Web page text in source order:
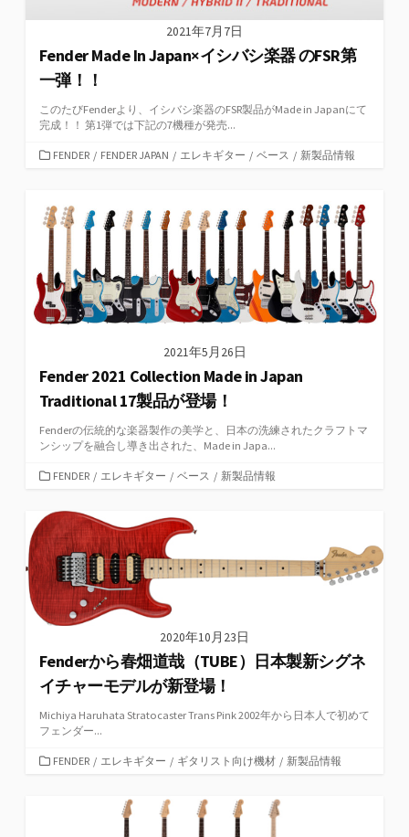
2021年7月7日
Fender Made In Japan×イシバシ楽器 のFSR第
一弾！！
このたびFenderより、イシバシ楽器のFSR製品がMade in Japanにて
完成！！ 第1弾では下記の7機種が発売...
カ
リ
ー
FENDER / FENDER JAPAN / エレキギター / ベース / 新製品情報
2021年5月26日
Fender 2021 Collection Made in Japan
Traditional 17製品が登場！
Fenderの伝統的な楽器製作の美学と、日本の洗練されたクラフトマ
ンシップを融合し導き出された、Made in Japa...
カ
ゴ
リ
ー
FENDER / エレキギター / ベース / 新製品情報
2020年10月23日
Fenderから春畑道哉（TUBE）日本製新シグネ
イチャーモデルが新登場！
Michiya Haruhata Stratocaster Trans Pink 2002年から日本人で初めて
フェンダー...
カFENDER / エレキギター / ギタリスト向け機材 / 新製品情報